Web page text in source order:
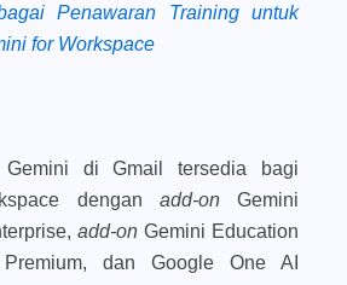
Penawaran Training untuk
for Workspace
Gemini di Gmail tersedia bagi
dengan add-on Gemini
add-on Gemini Education
dan Google One AI